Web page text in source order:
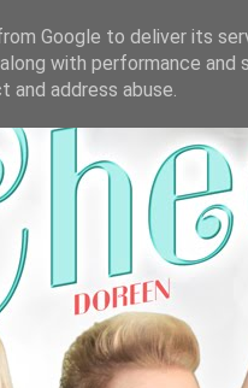
Google to deliver its
with performance
address abuse.